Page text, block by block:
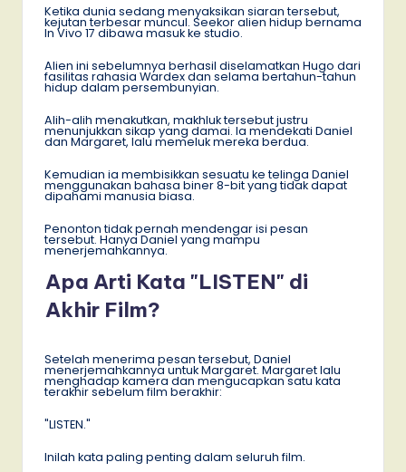
Ketika dunia sedang menyaksikan siaran tersebut,
kejutan terbesar muncul. Seekor alien hidup bernama
In Vivo 17 dibawa masuk ke studio.
Alien ini sebelumnya berhasil diselamatkan Hugo dari
fasilitas rahasia Wardex dan selama bertahun-tahun
hidup dalam persembunyian.
Alih-alih menakutkan, makhluk tersebut justru
menunjukkan sikap yang damai. Ia mendekati Daniel
dan Margaret, lalu memeluk mereka berdua.
Kemudian ia membisikkan sesuatu ke telinga Daniel
menggunakan bahasa biner 8-bit yang tidak dapat
dipahami manusia biasa.
Penonton tidak pernah mendengar isi pesan
tersebut. Hanya Daniel yang mampu
menerjemahkannya.
Apa Arti Kata "LISTEN" di
Akhir Film?
Setelah menerima pesan tersebut, Daniel
menerjemahkannya untuk Margaret. Margaret lalu
menghadap kamera dan mengucapkan satu kata
terakhir sebelum film berakhir:
"LISTEN."
Inilah kata paling penting dalam seluruh film.